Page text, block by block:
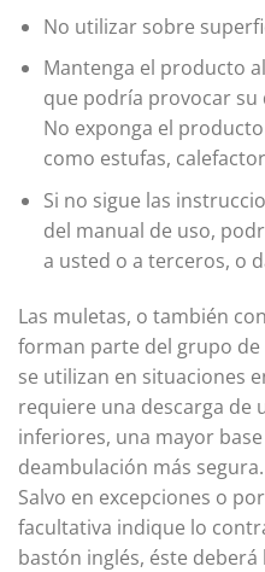
No utilizar sobre
Mantenga el producto
que podría provocar
No exponga el
como estufas,
Si no sigue las
del manual de uso,
a usted o a terceros, o
Las muletas, o también
forman parte del grupo
se utilizan en situaciones
requiere una descarga de
inferiores, una mayor
deambulación más segura.
Salvo en excepciones o
facultativa indique lo
bastón inglés, éste